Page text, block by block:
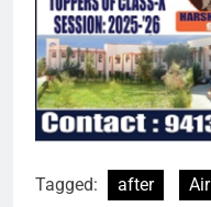
Tagged: after Air